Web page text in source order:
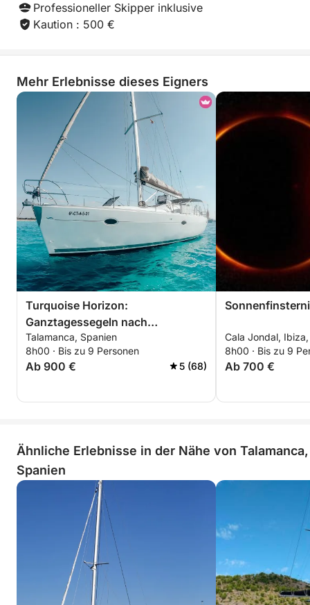
Professioneller Skipper inklusive
Kaution : 500 €
Mehr Erlebnisse dieses Eigners
Turquoise Horizon:
Ganztagessegeln nach
Formentera
Talamanca, Spanien
8h00 · Bis zu 9 Personen
Ab 900 € 5 (68)
Cala Jondal,
8h00 · Bis zu 9
Ab 700 €
Ähnliche Erlebnisse in der Nähe von Talamanca,
Spanien